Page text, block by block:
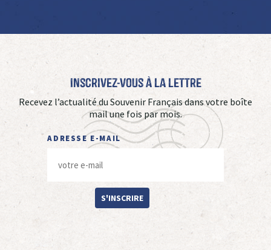
Inscrivez-vous à La Lettre
Recevez l’actualité du Souvenir Français dans votre boîte
mail une fois par mois.
ADRESSE E-MAIL
S'INSCRIRE